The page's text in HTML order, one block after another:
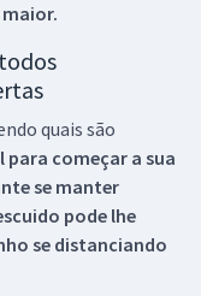
quais são
para começar a sua
se manter
pode lhe
se distanciando